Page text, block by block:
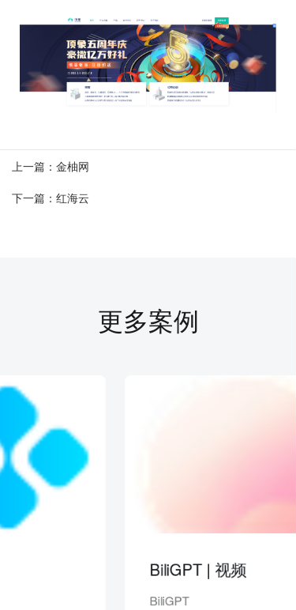
上一篇： 金柚网
下一篇： 红海云
更多案例
BiliGPT | 视频
BiliGPT